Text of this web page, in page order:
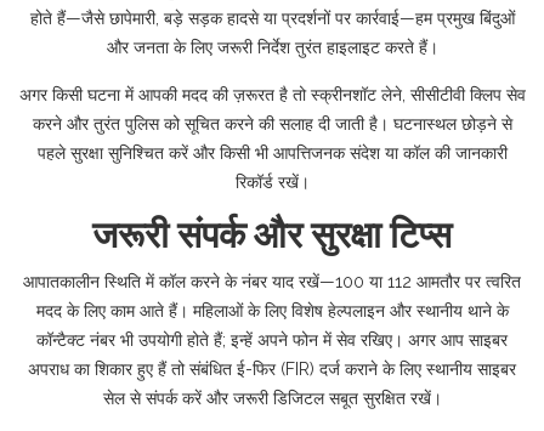
होते हैं—जैसे छापेमारी, बड़े सड़क हादसे या प्रदर्शनों पर कार्रवाई—हम प्रमुख बिंदुओं
और जनता के लिए जरूरी निर्देश तुरंत हाइलाइट करते हैं।
अगर किसी घटना में आपकी मदद की ज़रूरत है तो स्क्रीनशॉट लेने, सीसीटीवी क्लिप सेव
करने और तुरंत पुलिस को सूचित करने की सलाह दी जाती है। घटनास्थल छोड़ने से
पहले सुरक्षा सुनिश्चित करें और किसी भी आपत्तिजनक संदेश या कॉल की जानकारी
रिकॉर्ड रखें।
जरूरी संपर्क और सुरक्षा टिप्स
आपातकालीन स्थिति में कॉल करने के नंबर याद रखें—100 या 112 आमतौर पर त्वरित
मदद के लिए काम आते हैं। महिलाओं के लिए विशेष हेल्पलाइन और स्थानीय थाने के
कॉन्टैक्ट नंबर भी उपयोगी होते हैं; इन्हें अपने फोन में सेव रखिए। अगर आप साइबर
अपराध का शिकार हुए हैं तो संबंधित ई-फिर (FIR) दर्ज कराने के लिए स्थानीय साइबर
सेल से संपर्क करें और जरूरी डिजिटल सबूत सुरक्षित रखें।